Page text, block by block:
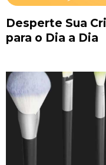
Desperte Sua
para o Dia a Dia